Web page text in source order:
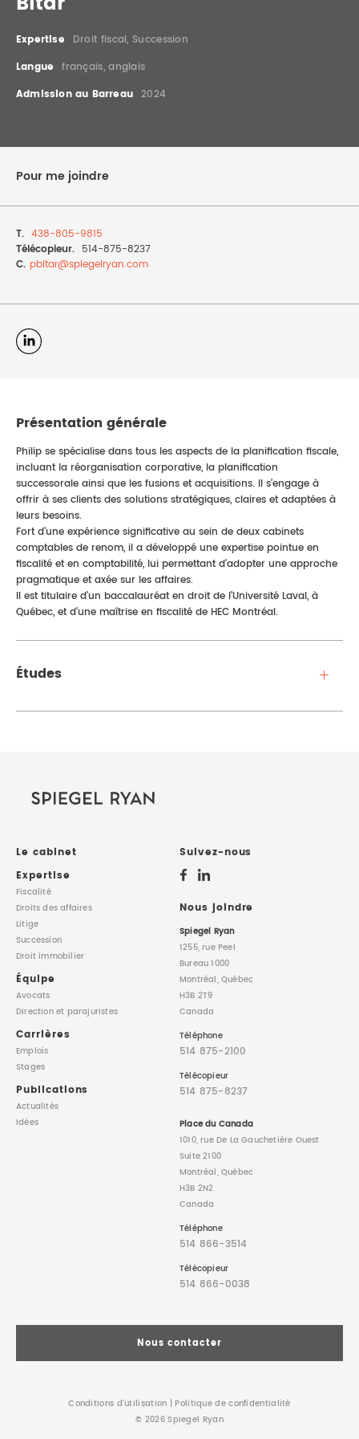
DROIT IMMOBILIER
STAGES
Expertise
Droit fiscal, Succession
Langue français, anglais
Admission au Barreau 2024
Pour me joindre
T. 438-805-9815
Télécopieur. 514-875-8237
C. pbitar@spiegelryan.com
Présentation générale
Philip se spécialise dans tous les aspects de la planification fiscale,
incluant la réorganisation corporative, la planification
successorale ainsi que les fusions et acquisitions. Il s’engage à
offrir à ses clients des solutions stratégiques, claires et adaptées à
leurs besoins.
Fort d’une expérience significative au sein de deux cabinets
comptables de renom, il a développé une expertise pointue en
fiscalité et en comptabilité, lui permettant d’adopter une approche
pragmatique et axée sur les affaires.
Il est titulaire d’un baccalauréat en droit de l’Université Laval, à
Québec, et d’une maîtrise en fiscalité de HEC Montréal.
Études
Le cabinet
Expertise
Fiscalité
Droits des affaires
Litige
Succession
Droit immobilier
Équipe
Avocats
Directionet parajuristes
Carrières
Emplois
Stages
Publications
Actualités
Idées
Suivez-nous
Nous joindre
Spiegel Ryan
1255, rue Peel
Bureau 1000
Montréal, Québec
H3B 2T9
Canada
Téléphone
514 875-2100
Télécopieur
514 875-8237
Place du Canada
1010, rue De La Gauchetière Ouest
Suite 2100
Montréal, Québec
H3B 2N2
Canada
Téléphone
514 866-3514
Télécopieur
514 866-0038
Nous contacter
Conditions d’utilisation |Politique de confidentialité
© 2026 Spiegel Ryan